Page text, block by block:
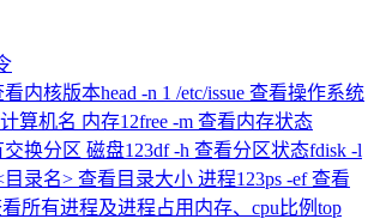
看内核版本head -n 1 /etc/issue 查看操作系统
算机名 内存12free -m 查看内存状态
交换分区 磁盘123df -h 查看分区状态fdisk -l
录名> 查看目录大小 进程123ps -ef 查看
看所有进程及进程占用内存、cpu比例top